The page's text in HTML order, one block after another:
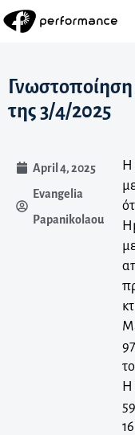
Γνωστοποίηση
της 3/4/2025
April 4, 2025
Evangelia
Papanikolaou
Η
Η